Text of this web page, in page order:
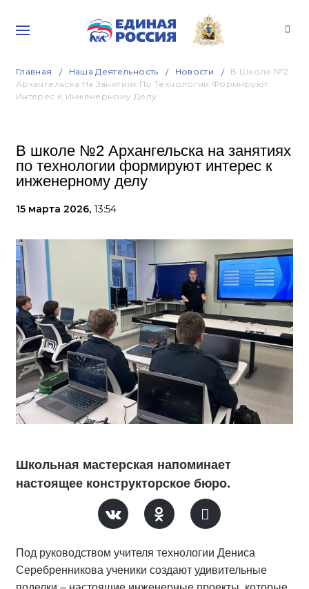
Главная Наша Деятельность Новости
В Школе №2
Архангельска На Занятиях По Технологии Формируют
Интерес К Инженерному Делу
В школе №2 Архангельска на занятиях
по технологии формируют интерес к
инженерному делу
15 марта 2026, 13:54
Школьная мастерская напоминает
настоящее конструкторское бюро.
Под руководством учителя технологии Дениса
Серебренникова ученики создают удивительные